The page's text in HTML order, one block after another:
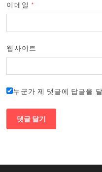
이메일 *
웹사이트
누군가 제 댓글에 답글을